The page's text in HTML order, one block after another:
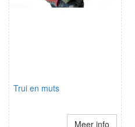
Trui en muts
Meer info